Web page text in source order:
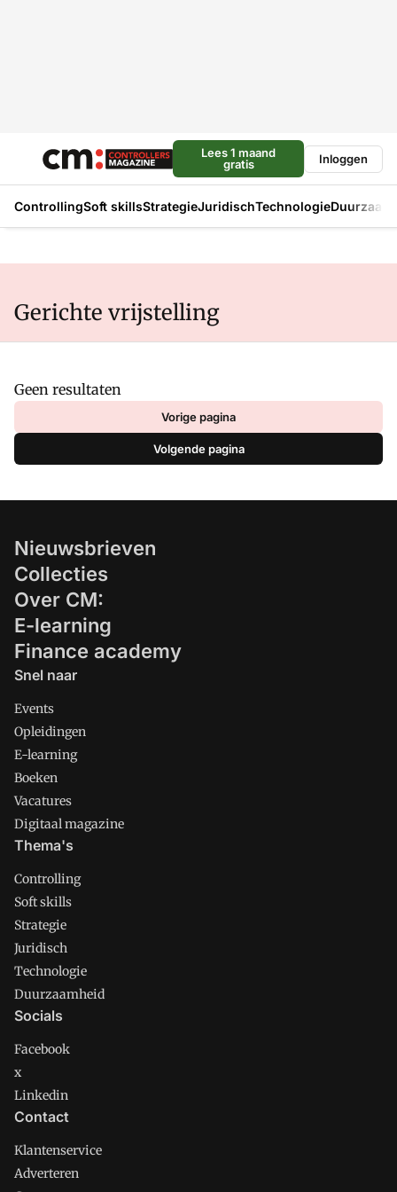
Lees 1 maand
gratis
Inloggen
ControllingSoft skillsStrategieJuridischTechnologie
Gerichte vrijstelling
Geen resultaten
Vorige pagina
Volgende pagina
Nieuwsbrieven
Collecties
Over CM:
E-learning
Finance academy
Snel naar
Events
Opleidingen
E-learning
Boeken
Vacatures
Digitaal magazine
Thema's
Controlling
Soft skills
Strategie
Juridisch
Technologie
Duurzaamheid
Socials
Facebook
x
Linkedin
Contact
Klantenservice
Adverteren